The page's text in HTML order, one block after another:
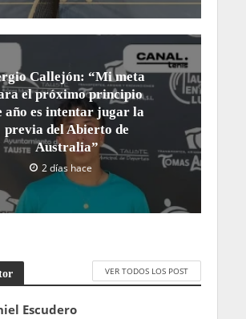
Callejón: “Mi meta
el próximo principio
año es intentar jugar la
previa del Abierto de
Australia”
2 días hace
VER TODOS LOS POST
Escudero